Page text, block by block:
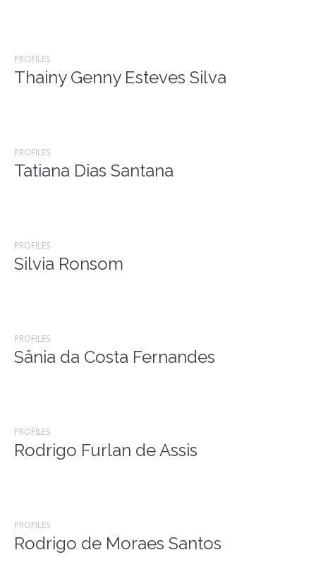
PROFILES
Thainy Genny Esteves Silva
PROFILES
Tatiana Dias Santana
PROFILES
Silvia Ronsom
PROFILES
Sânia da Costa Fernandes
PROFILES
Rodrigo Furlan de Assis
PROFILES
Rodrigo de Moraes Santos